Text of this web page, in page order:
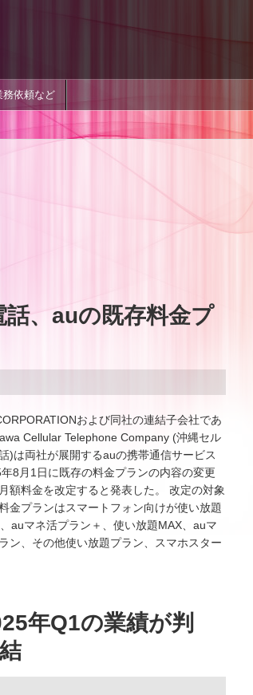
務依頼など
、auの既存料金プ
および同社の連結子会社であ
Cellular Telephone Company (沖縄セル
)は両社が展開するauの携帯通信サービス
8月1日に既存の料金プランの内容の変更
額料金を改定すると発表した。 改定の対象
金プランはスマートフォン向けが使い放題
auマネ活プラン＋、使い放題MAX、auマ
ン、その他使い放題プラン、スマホスター
年Q1の業績が判